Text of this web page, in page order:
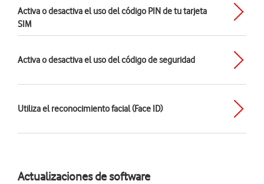
Activa o desactiva el uso del código PIN de tu tarjeta
SIM
Activa o desactiva el uso del código de seguridad
Utiliza el reconocimiento facial (Face ID)
Actualizaciones de software